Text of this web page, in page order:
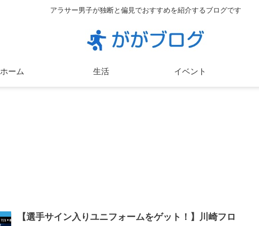
アラサー男子が独断と偏見でおすすめを紹介するブログです
ホーム 生活 イベント
【選手サイン入りユニフォームをゲット！】川崎フロ